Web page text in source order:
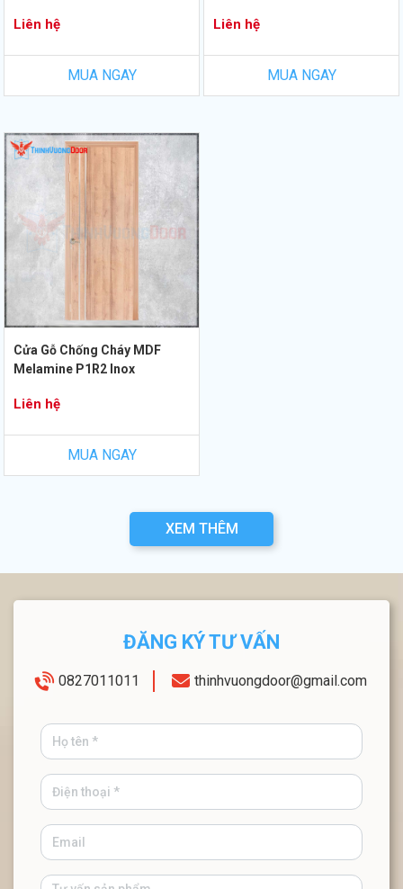
Liên hệ
MUA NGAY
Liên hệ
MUA NGAY
Cửa Gỗ Chống Cháy MDF
Melamine P1R2 Inox
Liên hệ
MUA NGAY
XEM THÊM
ĐĂNG KÝ TƯ VẤN
0827011011 thinhvuongdoor@gmail.com